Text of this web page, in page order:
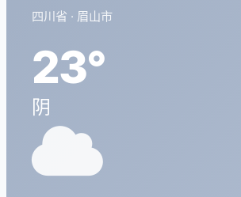
四川省 · 眉山市
23°
阴